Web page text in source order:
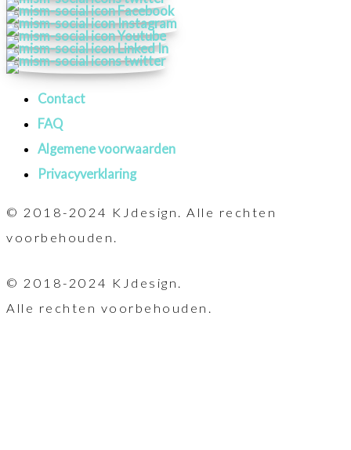
Contact
FAQ
Algemene voorwaarden
Privacyverklaring
© 2018-2024 KJdesign. Alle rechten
voorbehouden.
© 2018-2024 KJdesign.
Alle rechten voorbehouden.